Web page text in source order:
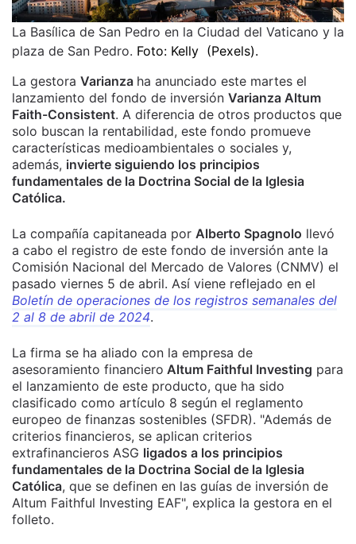
La Basílica de San Pedro en la Ciudad del Vaticano y la
plaza de San Pedro. Foto: Kelly (Pexels).
La gestora Varianza ha anunciado este martes el
lanzamiento del fondo de inversión Varianza Altum
Faith-Consistent. A diferencia de otros productos que
solo buscan la rentabilidad, este fondo promueve
características medioambientales o sociales y,
además, invierte siguiendo los principios
fundamentales de la Doctrina Social de la Iglesia
Católica.
La compañía capitaneada por Alberto Spagnolo llevó
a cabo el registro de este fondo de inversión ante la
Comisión Nacional del Mercado de Valores (CNMV) el
pasado viernes 5 de abril. Así viene reflejado en el
Boletín de operaciones de los registros semanales del
2 al 8 de abril de 2024.
La firma se ha aliado con la empresa de
asesoramiento financiero Altum Faithful Investing para
el lanzamiento de este producto, que ha sido
clasificado como artículo 8 según el reglamento
europeo de finanzas sostenibles (SFDR). "Además de
criterios financieros, se aplican criterios
extrafinancieros ASG ligados a los principios
fundamentales de la Doctrina Social de la Iglesia
Católica, que se definen en las guías de inversión de
Altum Faithful Investing EAF", explica la gestora en el
folleto.